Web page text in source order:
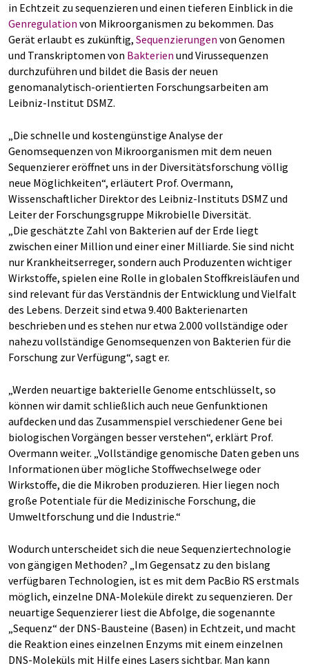
in Echtzeit zu sequenzieren und einen tieferen Einblick in die
Genregulation von Mikroorganismen zu bekommen. Das
Gerät erlaubt es zukünftig, Sequenzierungen von Genomen
und Transkriptomen von Bakterien und Virussequenzen
durchzuführen und bildet die Basis der neuen
genomanalytisch-orientierten Forschungsarbeiten am
Leibniz-Institut DSMZ.
„Die schnelle und kostengünstige Analyse der
Genomsequenzen von Mikroorganismen mit dem neuen
Sequenzierer eröffnet uns in der Diversitätsforschung völlig
neue Möglichkeiten“, erläutert Prof. Overmann,
Wissenschaftlicher Direktor des Leibniz-Instituts DSMZ und
Leiter der Forschungsgruppe Mikrobielle Diversität.
„Die geschätzte Zahl von Bakterien auf der Erde liegt
zwischen einer Million und einer einer Milliarde. Sie sind nicht
nur Krankheitserreger, sondern auch Produzenten wichtiger
Wirkstoffe, spielen eine Rolle in globalen Stoffkreisläufen und
sind relevant für das Verständnis der Entwicklung und Vielfalt
des Lebens. Derzeit sind etwa 9.400 Bakterienarten
beschrieben und es stehen nur etwa 2.000 vollständige oder
nahezu vollständige Genomsequenzen von Bakterien für die
Forschung zur Verfügung“, sagt er.
„Werden neuartige bakterielle Genome entschlüsselt, so
können wir damit schließlich auch neue Genfunktionen
aufdecken und das Zusammenspiel verschiedener Gene bei
biologischen Vorgängen besser verstehen“, erklärt Prof.
Overmann weiter. „Vollständige genomische Daten geben uns
Informationen über mögliche Stoffwechselwege oder
Wirkstoffe, die die Mikroben produzieren. Hier liegen noch
große Potentiale für die Medizinische Forschung, die
Umweltforschung und die Industrie.“
Wodurch unterscheidet sich die neue Sequenziertechnologie
von gängigen Methoden? „Im Gegensatz zu den bislang
verfügbaren Technologien, ist es mit dem PacBio RS erstmals
möglich, einzelne DNA-Moleküle direkt zu sequenzieren. Der
neuartige Sequenzierer liest die Abfolge, die sogenannte
„Sequenz“ der DNS-Bausteine (Basen) in Echtzeit, und macht
die Reaktion eines einzelnen Enzyms mit einem einzelnen
DNS-Moleküls mit Hilfe eines Lasers sichtbar. Man kann